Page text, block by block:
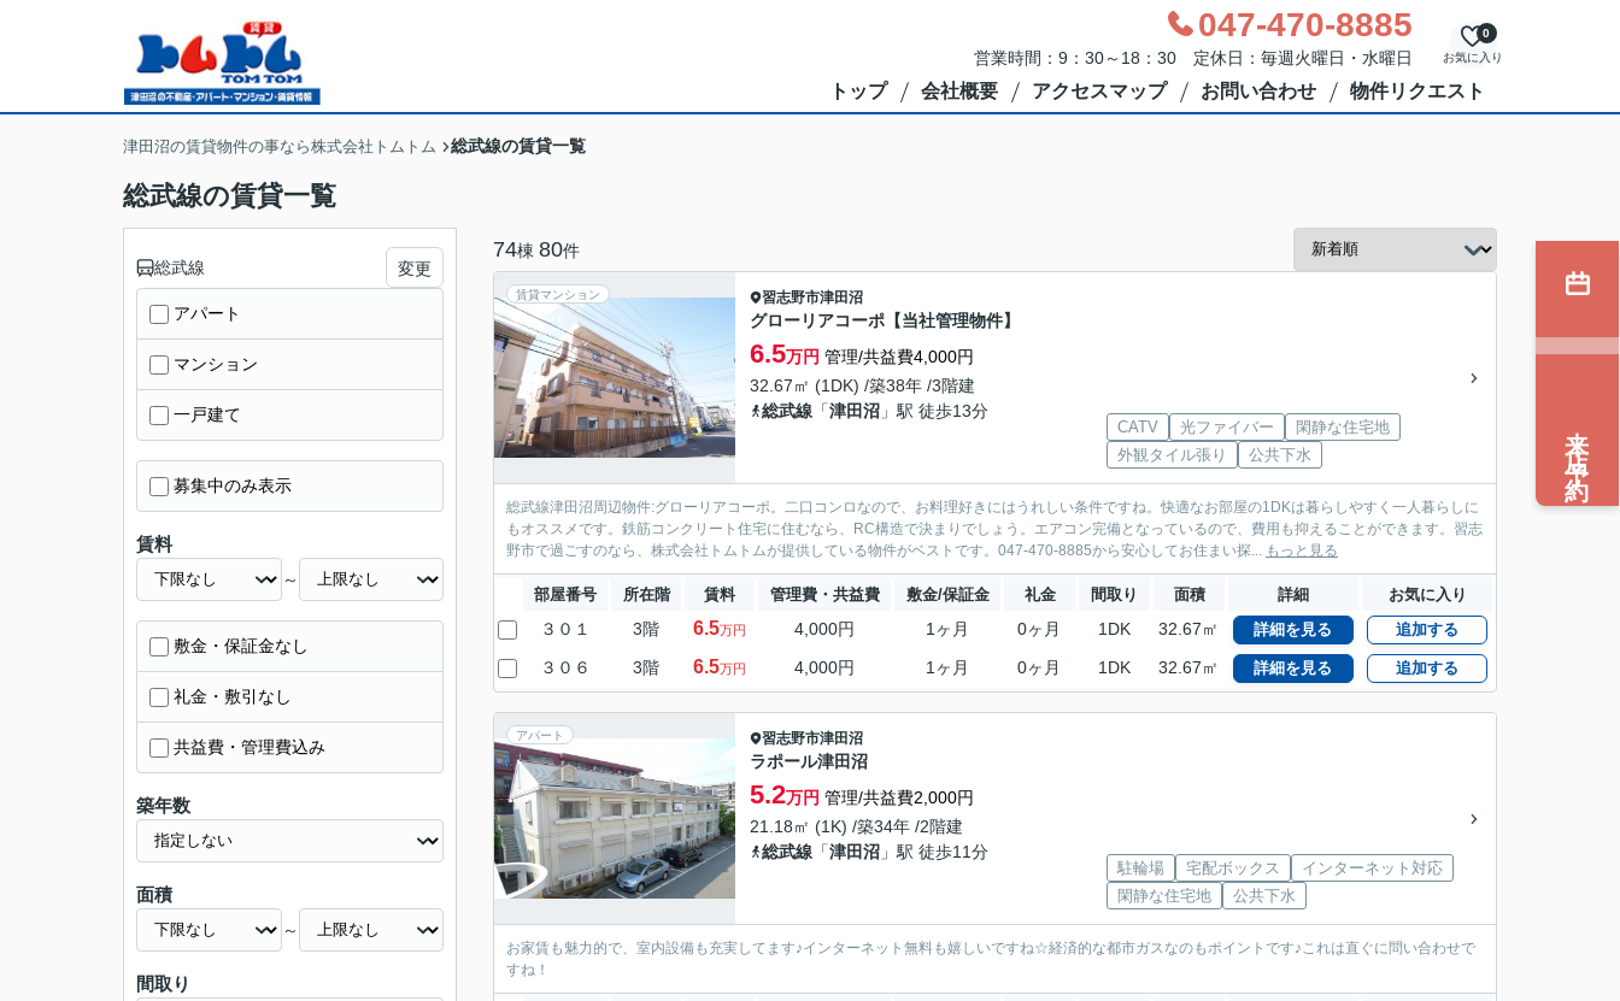
047-470-8885
営業時間：9：30～18：30 定休日：毎週火曜日・水曜日 お気に入り
0
トップ 会社概要 アクセスマップ お問い合わせ 物件リクエスト
津田沼の賃貸物件の事なら株式会社トムトム 総武線の賃貸一覧
総武線の賃貸一覧
74棟 80件
賃貸マンション 習志野市津田沼
グローリアコーポ【当社管理物件】
6.5万円 管理/共益費4,000円
32.67㎡ (1DK) /築38年 /3階建
総武線 「津田沼 」駅 徒歩13分
CATV 光ファイバー
閑静な住宅地
外観タイル張り
公共下水
総武線津田沼周辺物件:グローリアコーポ。二口コンロなので、お料理好きにはうれしい条件ですね。快適なお部屋の1DKは暮らしやすく一人暮らしに
もオススメです。鉄筋コンクリート住宅に住むなら、RC構造で決まりでしょう。エアコン完備となっているので、費用も抑えることができます。習志
野市で過ごすのなら、株式会社トムトムが提供している物件がベストです。047-470-8885から安心してお住まい探... もっと見る
部屋番号 所在階 賃料 管理費・共益費 敷金/保証金 礼金 間取り 面積 詳細 お気に入り
３０１ 3階 6.5万円 4,000円 1ヶ月 0ヶ月 1DK 32.67㎡ 詳細を見る 追加する
３０６ 3階 6.5万円 4,000円 1ヶ月 0ヶ月 1DK 32.67㎡ 詳細を見る 追加する
アパート 習志野市津田沼
ラポール津田沼
5.2万円 管理/共益費2,000円
21.18㎡ (1K) /築34年 /2階建
総武線 「津田沼 」駅 徒歩11分
駐輪場 宅配ボックス
インターネット対応
閑静な住宅地
公共下水
お家賃も魅力的で、室内設備も充実してます♪インターネット無料も嬉しいですね☆経済的な都市ガスなのもポイントです♪これは直ぐに問い合わせで
すね！
総武線 変更
アパート
マンション
一戸建て
募集中のみ表示
賃料
～
敷金・保証金なし
礼金・敷引なし
共益費・管理費込み
築年数
面積
～
間取り
来店予約